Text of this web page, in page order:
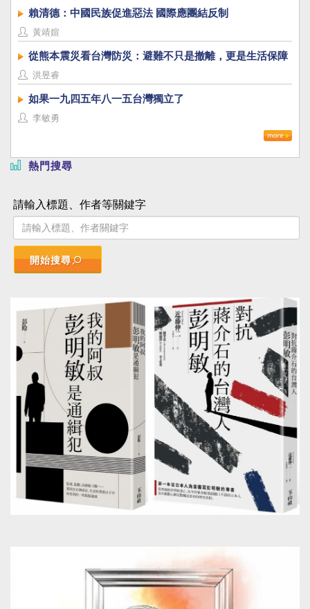
賴清德：中國民族促進惡法 國際應團結反制
黃靖媗
從熊本震災看台灣防災：避難不只是撤離，更是生活保障
洪昱睿
如果一九四五年八一五台灣獨立了
李敏勇
熱門搜尋
請輸入標題、作者等關鍵字
開始搜尋